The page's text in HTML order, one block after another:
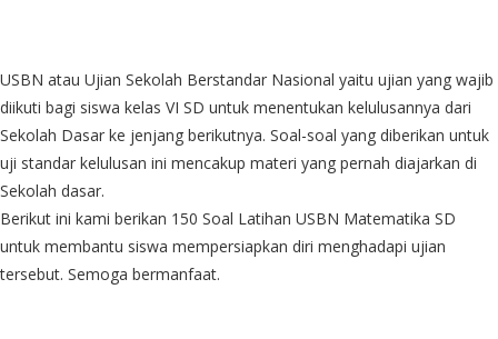
USBN atau Ujian Sekolah Berstandar Nasional yaitu ujian yang wajib
diikuti bagi siswa kelas VI SD untuk menentukan kelulusannya dari
Sekolah Dasar ke jenjang berikutnya. Soal-soal yang diberikan untuk
uji standar kelulusan ini mencakup materi yang pernah diajarkan di
Sekolah dasar.
Berikut ini kami berikan 150 Soal Latihan USBN Matematika SD
untuk membantu siswa mempersiapkan diri menghadapi ujian
tersebut. Semoga bermanfaat.